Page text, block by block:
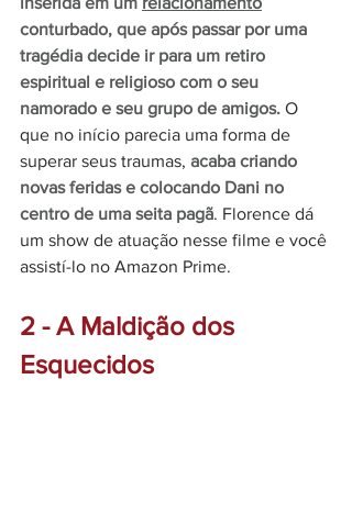
conturbado, que após passar por uma
tragédia decide ir para um retiro
espiritual e religioso com o seu
namorado e seu grupo de amigos. O
que no início parecia uma forma de
superar seus traumas, acaba criando
novas feridas e colocando Dani no
centro de uma seita pagã. Florence dá
um show de atuação nesse filme e você
assistí-lo no Amazon Prime.
2 - A Maldição dos
Esquecidos